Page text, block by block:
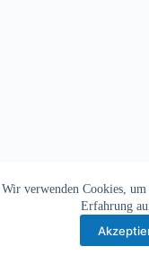
Wir verwenden Cookies,
Erfahrung
Copyright © 2026 - TV